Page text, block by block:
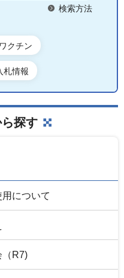
検索方法
クチン
札情報
探す
用について
（R7)